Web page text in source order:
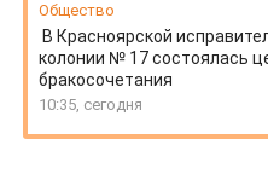
Общество
В Красноярской
колонии № 17 состоялась
бракосочетания
10:35, сегодня